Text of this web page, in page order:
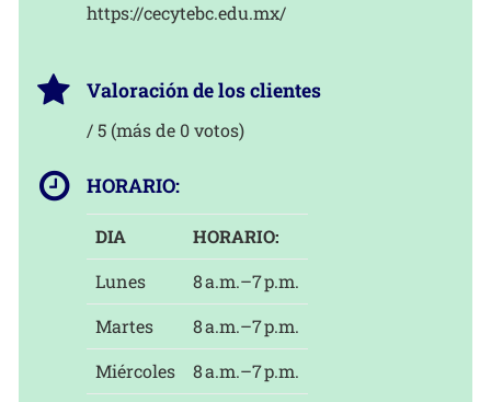
https://cecytebc.edu.mx/
Valoración de los clientes
/ 5 (más de 0 votos)
HORARIO:
DIA
HORARIO:
Lunes
8 a.m.–7 p.m.
Martes
8 a.m.–7 p.m.
Miércoles
8 a.m.–7 p.m.